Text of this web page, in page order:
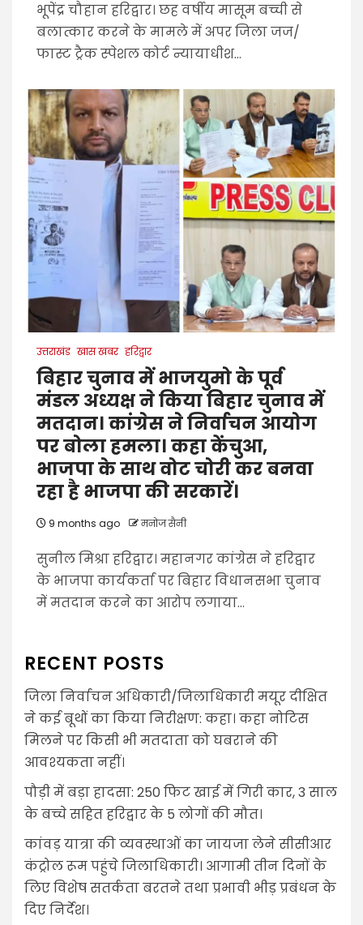
भूपेंद्र चौहान हरिद्वार। छह वर्षीय मासूम बच्ची से
बलात्कार करने के मामले में अपर जिला जज/
फास्ट ट्रैक स्पेशल कोर्ट न्यायाधीश...
उत्तराखंड खास खबर हरिद्वार
बिहार चुनाव में भाजयुमो के पूर्व
मंडल अध्यक्ष ने किया बिहार चुनाव में
मतदान। कांग्रेस ने निर्वाचन आयोग
पर बोला हमला। कहा केंचुआ,
भाजपा के साथ वोट चोरी कर बनवा
रहा है भाजपा की सरकारें।
9 months ago मनोज सैनी
सुनील मिश्रा हरिद्वार। महानगर कांग्रेस ने हरिद्वार
के भाजपा कार्यकर्ता पर बिहार विधानसभा चुनाव
में मतदान करने का आरोप लगाया...
RECENT POSTS
जिला निर्वाचन अधिकारी/जिलाधिकारी मयूर दीक्षित
ने कई बूथों का किया निरीक्षण: कहा। कहा नोटिस
मिलने पर किसी भी मतदाता को घबराने की
आवश्यकता नहीं।
पौड़ी में बड़ा हादसा: 250 फिट खाई में गिरी कार, 3 साल
के बच्चे सहित हरिद्वार के 5 लोगों की मौत।
कांवड़ यात्रा की व्यवस्थाओं का जायजा लेने सीसीआर
कंट्रोल रूम पहुंचे जिलाधिकारी। आगामी तीन दिनों के
लिए विशेष सतर्कता बरतने तथा प्रभावी भीड़ प्रबंधन के
दिए निर्देश।